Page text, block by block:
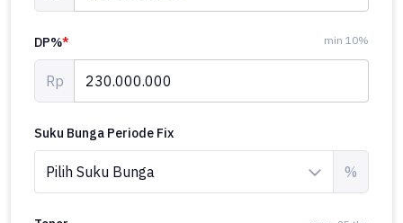
DP%* min 10%
Rp
Suku Bunga Periode Fix
%